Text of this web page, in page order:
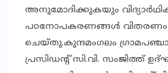
അനുമോദിക്കുകയും
പഠനോപകരണങ്ങള്‍ വിതരണം
ചെയ്തു.കുന്ദമംഗലം
പ്രസിഡന്റ് സി.വി. സംജിത്ത്